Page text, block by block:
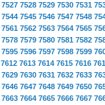
7527 7528 7529 7530 7531
7544 7545 7546 7547 7548
7561 7562 7563 7564 7565
7578 7579 7580 7581 7582
7595 7596 7597 7598 7599
7612 7613 7614 7615 7616
7629 7630 7631 7632 7633
7646 7647 7648 7649 7650
7663 7664 7665 7666 7667